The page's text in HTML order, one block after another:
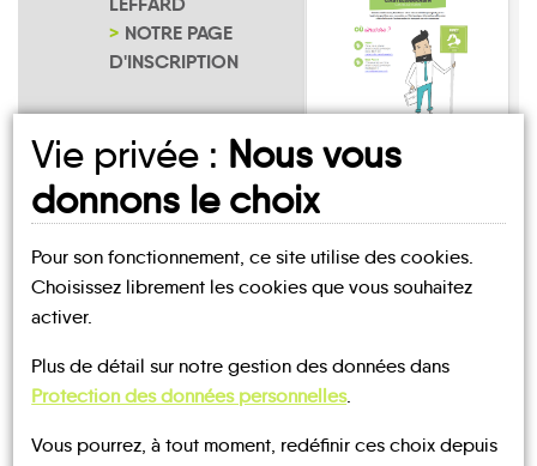
NOTRE PAGE
D'INSCRIPTION
Leffard
UN AVIS, UN TÉMOIGNAGE
À PARTAGER ?
Vie privée : Nous vous
donnons le choix
Pour son fonctionnement, ce site utilise des cookies.
Choisissez librement les cookies que vous souhaitez
activer.
Plus de détail sur notre gestion des données dans
Protection des données personnelles.
Vous pourrez, à tout moment, redéfinir ces choix depuis